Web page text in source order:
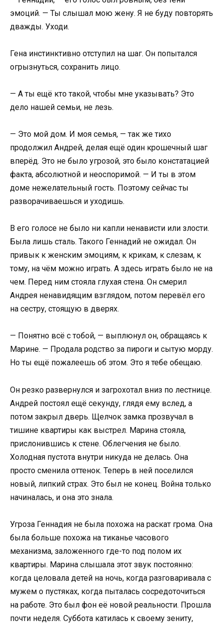
эмоций. — Ты слышал мою жену. Я не буду повторять
дважды. Уходи.
Гена инстинктивно отступил на шаг. Он попытался
огрызнуться, сохранить лицо.
— А ты ещё кто такой, чтобы мне указывать? Это
дело нашей семьи, не лезь.
— Это мой дом. И моя семья, — так же тихо
продолжил Андрей, делая ещё один крошечный шаг
вперёд. Это не было угрозой, это было констатацией
факта, абсолютной и неоспоримой. — И ты в этом
доме нежелательный гость. Поэтому сейчас ты
разворачиваешься и уходишь.
В его голосе не было ни капли ненависти или злости.
Была лишь сталь. Такого Геннадий не ожидал. Он
привык к женским эмоциям, к крикам, к слезам, к
тому, на чём можно играть. А здесь играть было не на
чем. Перед ним стояла глухая стена. Он смерил
Андрея ненавидящим взглядом, потом перевёл его
на сестру, стоящую в дверях.
— Понятно всё с тобой, — выплюнул он, обращаясь к
Марине. — Продала родство за пироги и сытую морду.
Но ты ещё пожалеешь об этом. Это я тебе обещаю.
Он резко развернулся и загрохотал вниз по лестнице.
Андрей постоял ещё секунду, глядя ему вслед, а
потом закрыл дверь. Щелчок замка прозвучал в
тишине квартиры как выстрел. Марина стояла,
прислонившись к стене. Облегчения не было.
Холодная пустота внутри никуда не делась. Она
просто сменила оттенок. Теперь в ней поселился
новый, липкий страх. Это был не конец. Война только
начиналась, и она это знала.
Угроза Геннадия не была похожа на раскат грома. Она
была больше похожа на тиканье часового
механизма, заложенного где-то под полом их
квартиры. Марина слышала этот звук постоянно:
когда целовала детей на ночь, когда разговаривала с
мужем о пустяках, когда пыталась сосредоточиться
на работе. Это был фон её новой реальности. Прошла
почти неделя. Суббота катилась к своему зениту,